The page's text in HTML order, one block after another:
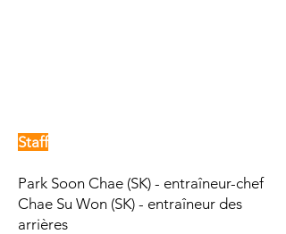
Staff
Park Soon Chae (SK) - entraîneur-chef
Chae Su Won (SK) - entraîneur des
arrières